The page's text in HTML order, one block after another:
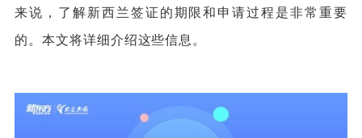
来说，了解新西兰签证的期限和申请过程是非常重要
的。本文将详细介绍这些信息。